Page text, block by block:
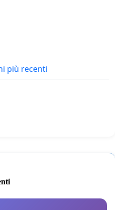
più recenti